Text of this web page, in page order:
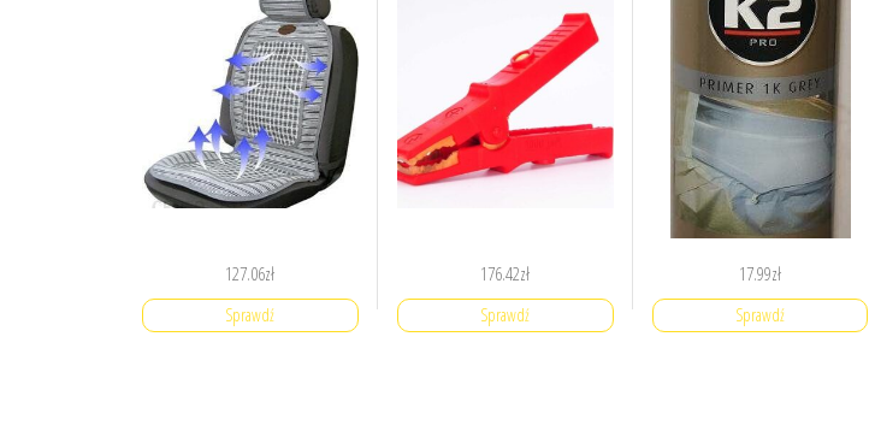
127.06zł
Sprawdź
176.42zł
Sprawdź
17.99zł
Sprawdź